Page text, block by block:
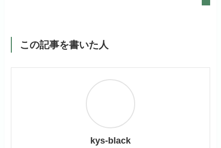
この記事を書いた人
kys-black